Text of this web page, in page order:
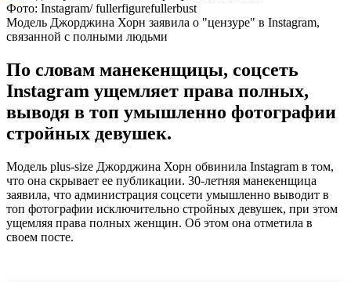
Фото: Instagram/ fullerfigurefullerbust
Модель Джорджина Хорн заявила о "цензуре" в Instagram,
связанной с полными людьми
По словам манекенщицы, соцсеть
Instagram ущемляет права полных,
выводя в топ умышленно фотографии
стройных девушек.
Модель plus-size Джорджина Хорн обвинила Instagram в том,
что она скрывает ее публикации. 30-летняя манекенщица
заявила, что администрация соцсети умышленно выводит в
топ фотографии исключительно стройных девушек, при этом
ущемляя права полных женщин. Об этом она отметила в
своем посте.